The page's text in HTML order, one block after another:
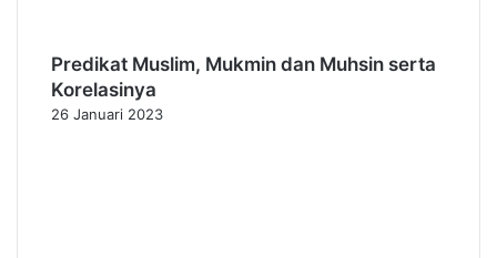
Predikat Muslim, Mukmin dan Muhsin serta
Korelasinya
26 Januari 2023